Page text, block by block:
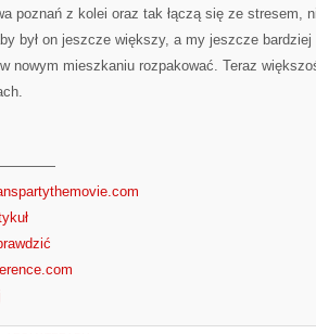
poznań z kolei oraz tak łączą się ze stresem,
był on jeszcze większy, a my jeszcze
w nowym mieszkaniu rozpakować. Teraz